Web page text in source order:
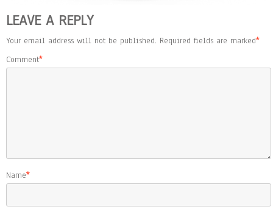
LEAVE A REPLY
Your email address will not be published. Required fields are marked*
Comment*
Name*